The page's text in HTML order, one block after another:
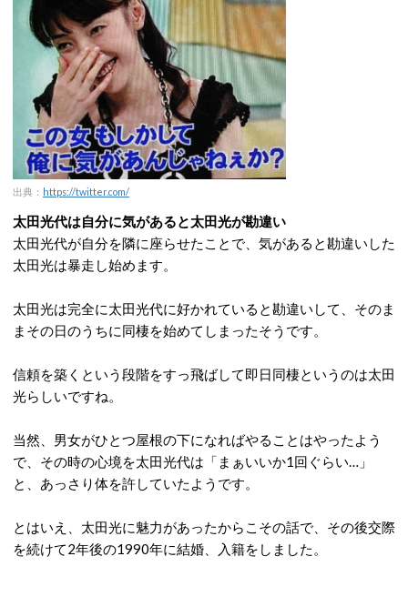
出典： https://twitter.com/
太田光代は自分に気があると太田光が勘違い
太田光代が自分を隣に座らせたことで、気があると勘違いした
太田光は暴走し始めます。
太田光は完全に太田光代に好かれていると勘違いして、そのま
まその日のうちに同棲を始めてしまったそうです。
信頼を築くという段階をすっ飛ばして即日同棲というのは太田
光らしいですね。
当然、男女がひとつ屋根の下になればやることはやったよう
で、その時の心境を太田光代は「まぁいいか1回ぐらい…」
と、あっさり体を許していたようです。
とはいえ、太田光に魅力があったからこその話で、その後交際
を続けて2年後の1990年に結婚、入籍をしました。